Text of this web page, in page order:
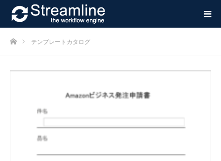
ホームテンプレートカタログ